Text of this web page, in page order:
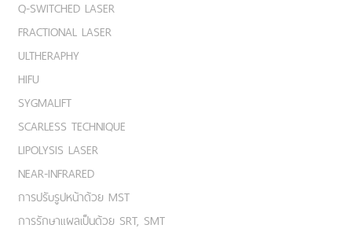
Q-SWITCHED LASER
FRACTIONAL LASER
ULTHERAPHY
HIFU
SYGMALIFT
SCARLESS TECHNIQUE
LIPOLYSIS LASER
NEAR-INFRARED
การปรับรูปหน้าด้วย MST
การรักษาแผลเป็นด้วย SRT, SMT